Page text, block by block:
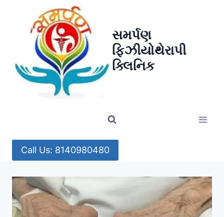
સમર્પણ
ફિઝીયોથેરાપી
ક્લિનિક
Call Us: 8140980480